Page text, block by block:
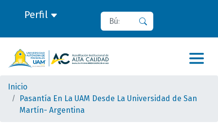
Perfil Buscar
Inicio
Pasantía En La UAM Desde La Universidad de San
Martín- Argentina